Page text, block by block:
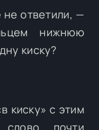
ответили, —
нижнюю
киску?
киску» с этим
почти